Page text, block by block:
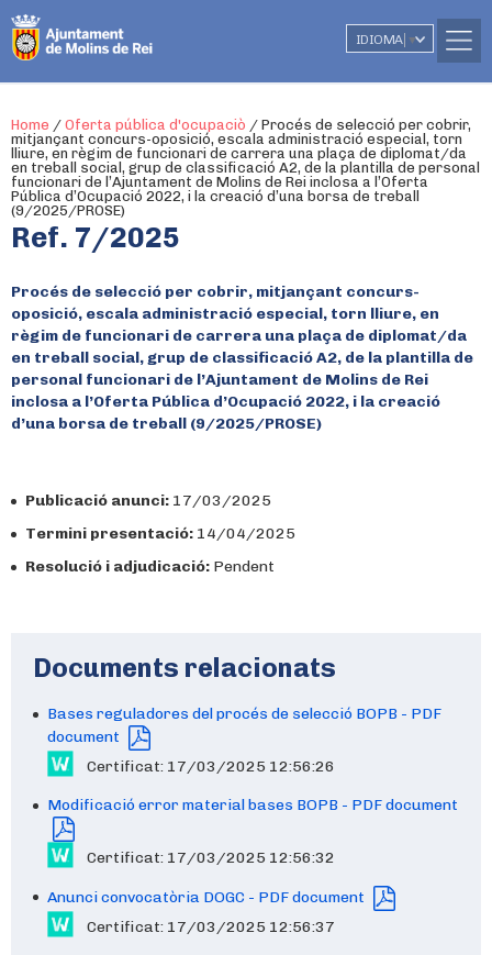
IDIOMA ▼
Home / Oferta pública d'ocupaciò / Procés de selecció per cobrir,
mitjançant concurs-oposició, escala administració especial, torn
lliure, en règim de funcionari de carrera una plaça de diplomat/da
en treball social, grup de classificació A2, de la plantilla de personal
funcionari de l’Ajuntament de Molins de Rei inclosa a l’Oferta
Pública d’Ocupació 2022, i la creació d’una borsa de treball
(9/2025/PROSE)
Ref. 7/2025
Procés de selecció per cobrir, mitjançant concurs-
oposició, escala administració especial, torn lliure, en
règim de funcionari de carrera una plaça de diplomat/da
en treball social, grup de classificació A2, de la plantilla de
personal funcionari de l’Ajuntament de Molins de Rei
inclosa a l’Oferta Pública d’Ocupació 2022, i la creació
d’una borsa de treball (9/2025/PROSE)
Publicació anunci: 17/03/2025
Termini presentació: 14/04/2025
Resolució i adjudicació: Pendent
Documents relacionats
Bases reguladores del procés de selecció BOPB - PDF
document
Certificat: 17/03/2025 12:56:26
Modificació error material bases BOPB - PDF document
Certificat: 17/03/2025 12:56:32
Anunci convocatòria DOGC - PDF document
Certificat: 17/03/2025 12:56:37